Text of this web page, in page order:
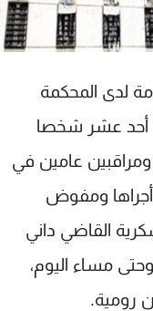
لدى المحكمة
أحد عشر شخصا
عامين في
أجراها ومفوض
القاضي داني
مساء اليوم،
رومية.